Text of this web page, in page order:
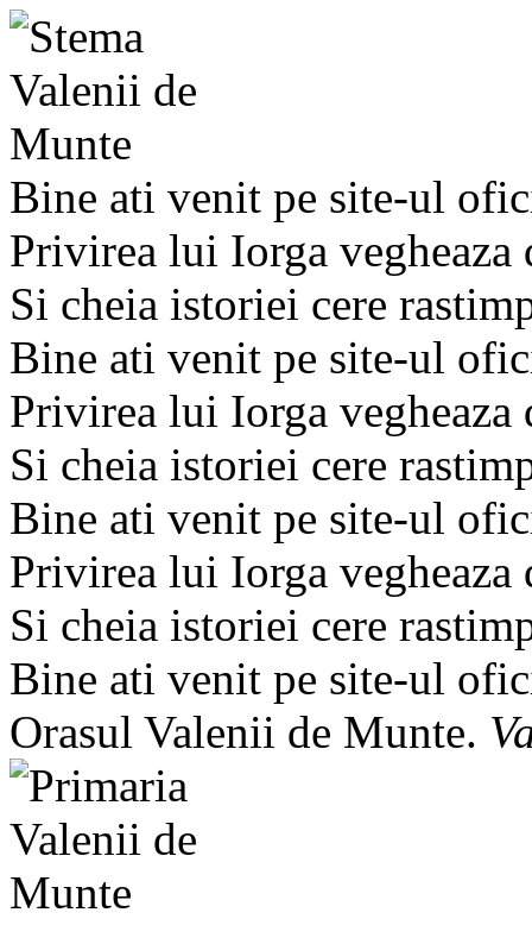
Bine ati venit pe site-ul
Privirea lui Iorga
Si cheia istoriei cere
Bine ati venit pe site-ul
Privirea lui Iorga
Si cheia istoriei cere
Bine ati venit pe site-ul
Privirea lui Iorga
Si cheia istoriei cere
Bine ati venit pe site-ul
Orasul Valenii de Munte.